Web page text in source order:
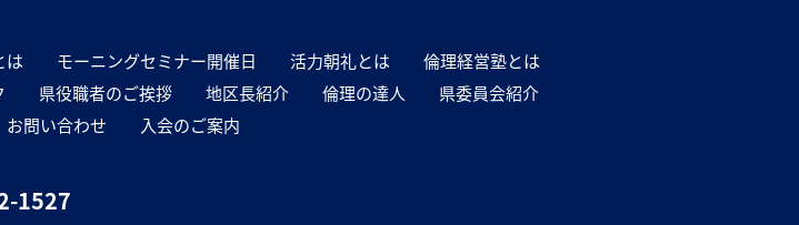
は モーニングセミナー開催日 活力朝礼とは
倫理経営塾とは
県役職者のご挨拶 地区長紹介 倫理の達人
県委員会紹介
お問い合わせ 入会のご案内
1527